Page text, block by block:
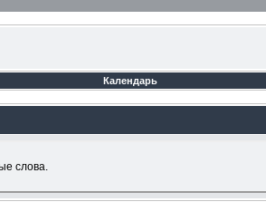
Календарь
слова.